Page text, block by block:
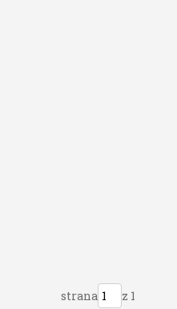
strana z 1